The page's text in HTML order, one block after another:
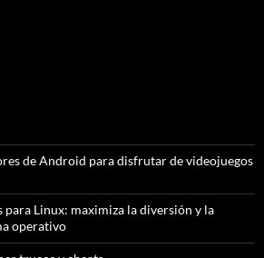
de Android para disfrutar de videojuegos
para Linux: maximiza la diversión y la
operativo